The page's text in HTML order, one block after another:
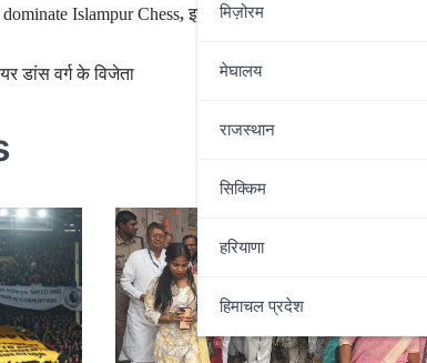
मिज़ोरम
मेघालय
राजस्थान
सिक्किम
हरियाणा
हिमाचल प्रदेश
Islampur Chess,इस्लामपुर शतरंज
डांस वर्ग के विजेता